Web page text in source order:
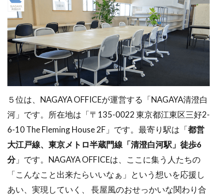
５位は、NAGAYA OFFICEが運営する「NAGAYA清澄白
河」です。所在地は「〒135-0022 東京都江東区三好2-
6-10 The Fleming House 2F」です。最寄り駅は「都営
大江戸線、東京メトロ半蔵門線「清澄白河駅」徒歩6
分 」です。NAGAYA OFFICEは、ここに集う人たちの
「こんなこと出来たらいいなぁ」という想いを応援し
あい、実現していく、 長屋風のおせっかいな関わり合